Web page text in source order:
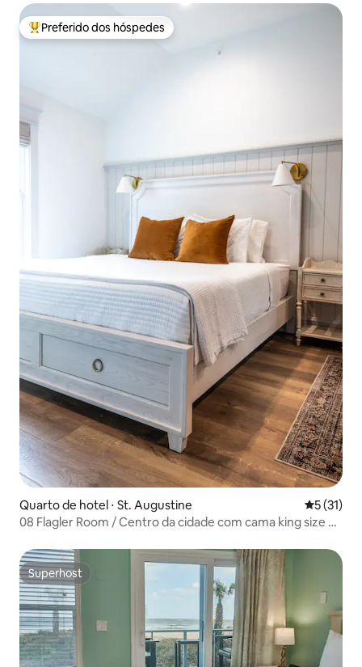
Entre os melhores preferidos dos hóspedes
Preferido dos hóspedes
Quarto de hotel ⋅ St. Augustine 5 de uma
5 (31)
08 Flagler Room / Centro da cidade com cama king size e
Superhost
Superhost